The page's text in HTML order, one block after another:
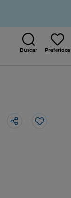
Buscar Preferidos
Me gusta